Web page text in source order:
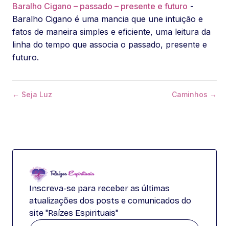
Baralho Cigano – passado – presente e futuro -
Baralho Cigano é uma mancia que une intuição e
fatos de maneira simples e eficiente, uma leitura da
linha do tempo que associa o passado, presente e
futuro.
← Seja Luz Caminhos →
Inscreva-se para receber as últimas
atualizações dos posts e comunicados do
site "Raízes Espirituais"